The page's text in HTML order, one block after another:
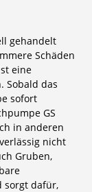
gehandelt
Schäden
eine
Sobald das
sofort
GS
in anderen
nicht
Gruben,
sorgt dafür,